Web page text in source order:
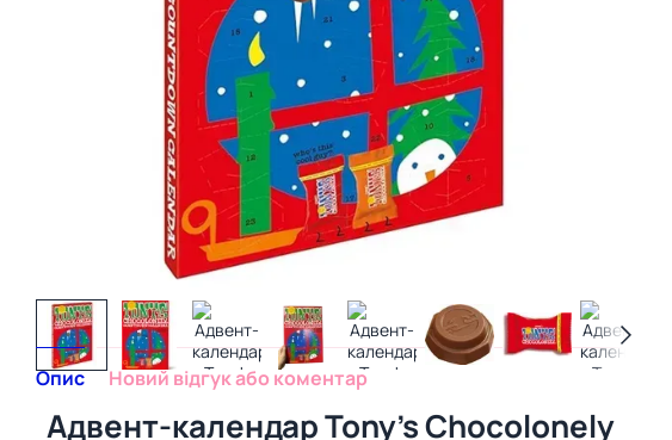
Опис Новий відгук або коментар
Адвент-календар Tony's Chocolonely